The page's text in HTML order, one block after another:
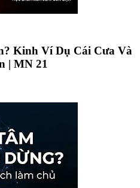
Kinh Ví Dụ Cái Cưa Và
| MN 21